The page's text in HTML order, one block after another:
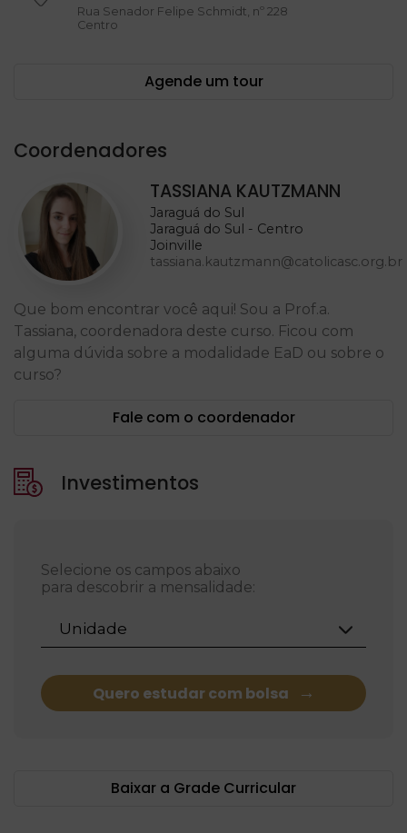
Rua Senador Felipe Schmidt, nº 228
Centro
Agende um tour
Coordenadores
TASSIANA KAUTZMANN
Jaraguá do Sul
Jaraguá do Sul - Centro
Joinville
tassiana.kautzmann@catolicasc.org.br
Que bom encontrar você aqui! Sou a Prof.a.
Tassiana, coordenadora deste curso. Ficou com
alguma dúvida sobre a modalidade EaD ou sobre o
curso?
Fale com o coordenador
Investimentos
Selecione os campos abaixo
para descobrir a mensalidade:
Unidade
Quero estudar com bolsa
Baixar a Grade Curricular